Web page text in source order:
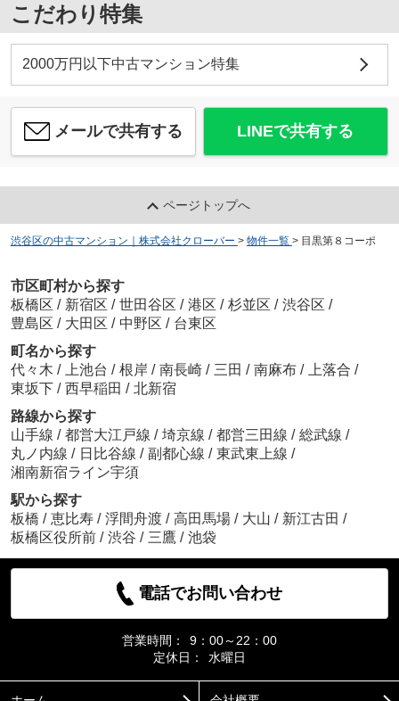
こだわり特集
2000万円以下中古マンション特集
メールで共有する LINEで共有する
ページトップへ
渋谷区の中古マンション｜株式会社クローバー > 物件一覧 > 目黒第８コーポ
市区町村から探す
板橋区 / 新宿区 / 世田谷区 / 港区 / 杉並区 / 渋谷区 /
豊島区 / 大田区 / 中野区 / 台東区
町名から探す
代々木 / 上池台 / 根岸 / 南長崎 / 三田 / 南麻布 / 上落合 /
東坂下 / 西早稲田 / 北新宿
路線から探す
山手線 / 都営大江戸線 / 埼京線 / 都営三田線 / 総武線 /
丸ノ内線 / 日比谷線 / 副都心線 / 東武東上線 /
湘南新宿ライン宇須
駅から探す
板橋 / 恵比寿 / 浮間舟渡 / 高田馬場 / 大山 / 新江古田 /
板橋区役所前 / 渋谷 / 三鷹 / 池袋
電話でお問い合わせ
営業時間：
9：00～22：00
定休日：
水曜日